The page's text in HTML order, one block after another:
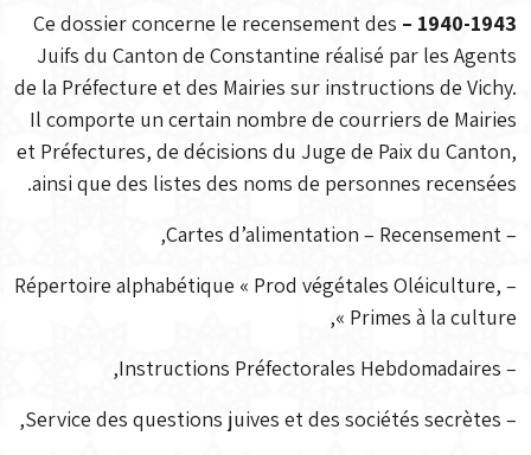
1940-1943 –
Ce dossier concerne le recensement des
Juifs du Canton de Constantine réalisé par les Agents
de la Préfecture et des Mairies sur instructions de Vichy.
Il comporte un certain nombre de courriers de Mairies
et Préfectures, de décisions du Juge de Paix du Canton,
ainsi que des listes des noms de personnes recensées.
– Cartes d’alimentation – Recensement,
– Répertoire alphabétique « Prod végétales Oléiculture,
Primes à la culture »,
– Instructions Préfectorales Hebdomadaires,
– Service des questions juives et des sociétés secrètes,